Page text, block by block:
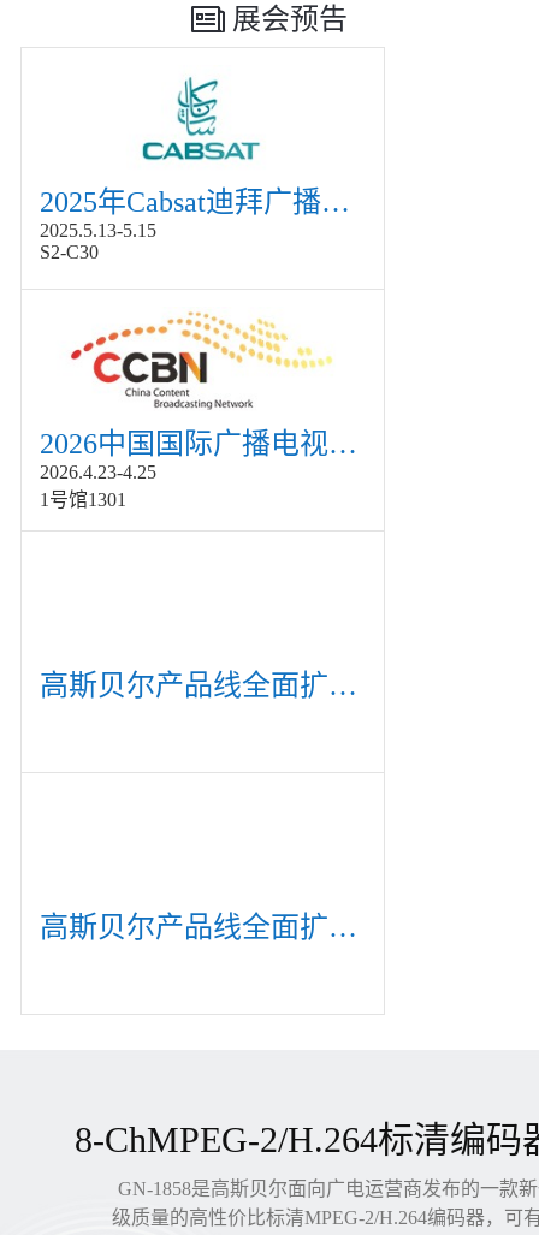
展会预告
2025年Cabsat迪拜广播电视展
2025.5.13-5.15
S2-C30
2026中国国际广播电视信息网络展览会展
2026.4.23-4.25
1号馆1301
高斯贝尔产品线全面扩展，众多新产品亮相CommunicAsia 2019
高斯贝尔产品线全面扩展，众多新产品亮相CommunicAsia 2019
8-ChMPEG-2/H.264标清编码
GN-1858是高斯贝尔面向广电运营商发布的一款
级质量的高性价比标清MPEG-2/H.264编码器，可